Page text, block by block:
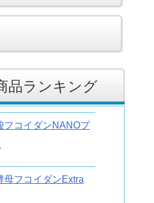
品ランキング
フコイダンNANOプ
母フコイダンExtra